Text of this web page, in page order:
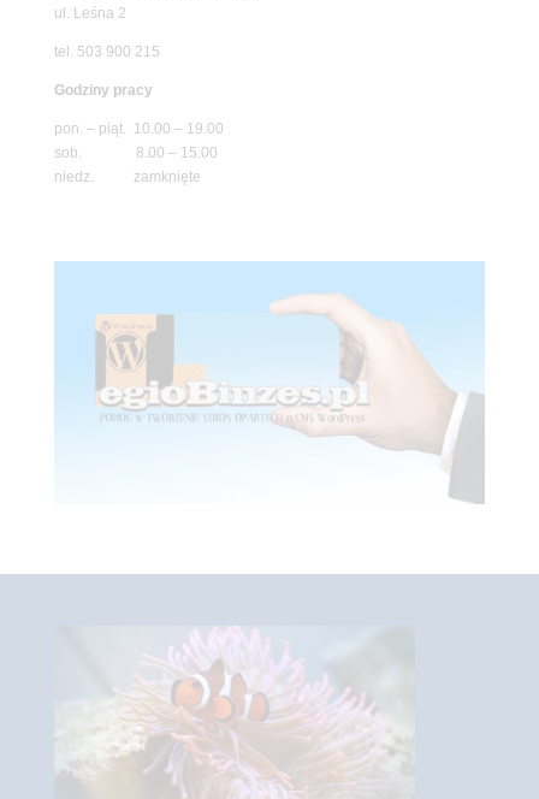
ul. Leśna 2
tel. 503 900 215
Godziny pracy
pon. – piąt. 10.00 – 19.00
sob. 8.00 – 15.00
niedz. zamknięte